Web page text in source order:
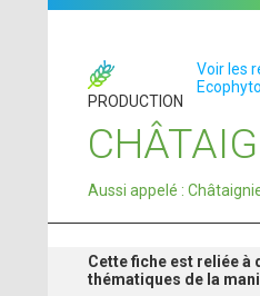
PRODUCTION
Voir les
Aussi appelé :
Cette fiche est reliée à
thématiques de la